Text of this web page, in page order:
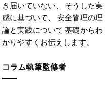
き届いていない、 そうした実
感に基づいて、 安全管理の理
論と実践について 基礎からわ
かりやすくお伝えします。
コラム執筆監修者